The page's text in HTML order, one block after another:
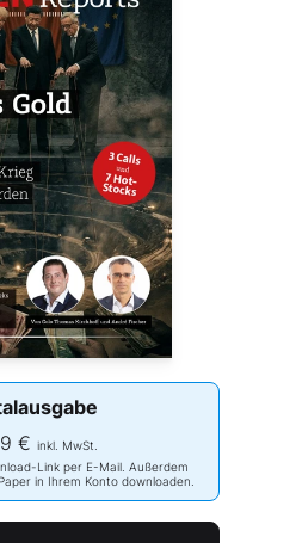
€ inkl. MwSt.
Link per E-Mail. Außerdem
in Ihrem Konto downloaden.